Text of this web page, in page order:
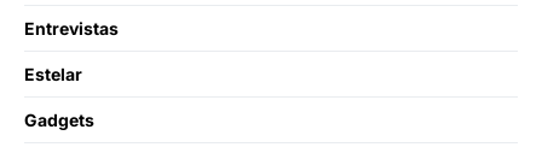
Entrevistas
Estelar
Gadgets